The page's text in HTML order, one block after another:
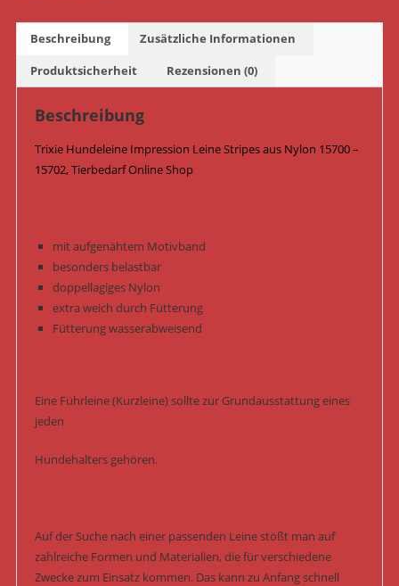
15702
Taupe
Menge
Beschreibung
Zusätzliche Informationen
Produktsicherheit
Rezensionen (0)
Beschreibung
Trixie Hundeleine Impression Leine Stripes aus Nylon 15700 –
15702, Tierbedarf Online Shop
mit aufgenähtem Motivband
besonders belastbar
doppellagiges Nylon
extra weich durch Fütterung
Fütterung wasserabweisend
Eine Führleine (Kurzleine) sollte zur Grundausstattung eines
jeden
Hundehalters gehören.
Auf der Suche nach einer passenden Leine stößt man auf
zahlreiche Formen und Materialien, die für verschiedene
Zwecke zum Einsatz kommen. Das kann zu Anfang schnell